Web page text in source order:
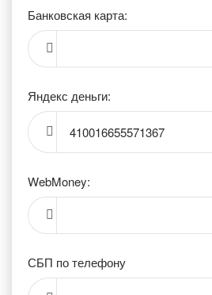
Банковская карта:
Яндекс деньги:
410016655571367
WebMoney:
СБП по телефону